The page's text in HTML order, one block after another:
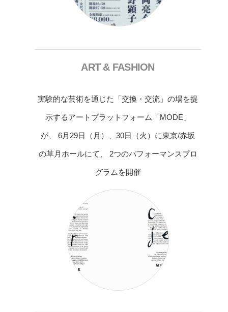
ART & FASHION
実験的な芸術を通じた「交換・交流」の場を提
示するアートプラットフォーム「MODE」
が、 6月29日（月）、30日（火）に東京/赤坂
の草月ホールにて、 2つのパフォーマンスプロ
グラムを開催